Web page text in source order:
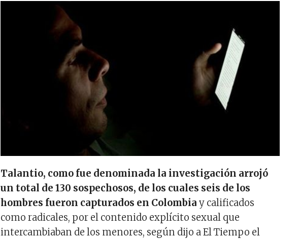
Talantio, como fue denominada la investigación arrojó
un total de 130 sospechosos, de los cuales seis de los
hombres fueron capturados en Colombia y calificados
como radicales, por el contenido explícito sexual que
intercambiaban de los menores, según dijo a El Tiempo el